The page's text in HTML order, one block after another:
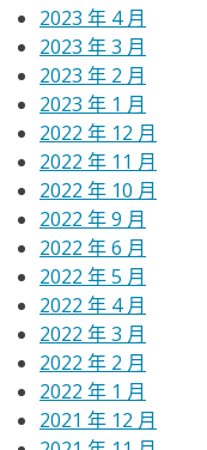
2023 年 4 月
2023 年 3 月
2023 年 2 月
2023 年 1 月
2022 年 12 月
2022 年 11 月
2022 年 10 月
2022 年 9 月
2022 年 6 月
2022 年 5 月
2022 年 4 月
2022 年 3 月
2022 年 2 月
2022 年 1 月
2021 年 12 月